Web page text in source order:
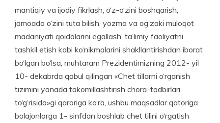
mantiqiy va ijodiy fikrlash, o‘z-o‘zini boshqarish,
jamoada o‘zini tuta bilish, yozma va og‘zaki muloqot
madaniyati qoidalarini egallash, ta’limiy faoliyatni
tashkil etish kabi ko‘nikmalarini shakllantirishdan iborat
bo‘lgan bo‘lsa, muhtaram Prezidentimizning 2012- yil
10- dekabrda qabul qilingan «Chet tillarni o‘rganish
tizimini yanada takomillashtirish chora-tadbirlari
to‘g‘risida»gi qaroriga ko‘ra, ushbu maqsadlar qatoriga
bolajonlarga 1- sinfdan boshlab chet tilini o‘rgatish